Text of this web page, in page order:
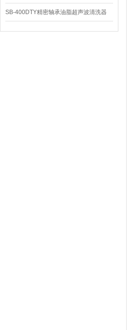
SB-400DTY精密轴承油脂超声波清洗器